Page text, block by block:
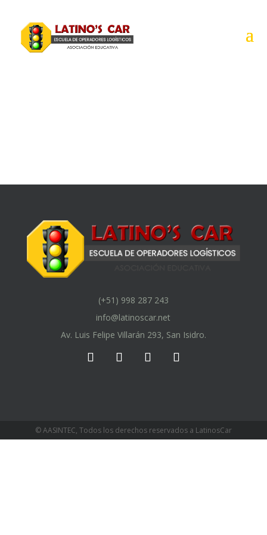
(+51) 998 287 243
info@latinoscar.net
Av. Luis Felipe Villarán 293, San Isidro.
© AASINTEC, Todos los derechos reservados a LatinosCar